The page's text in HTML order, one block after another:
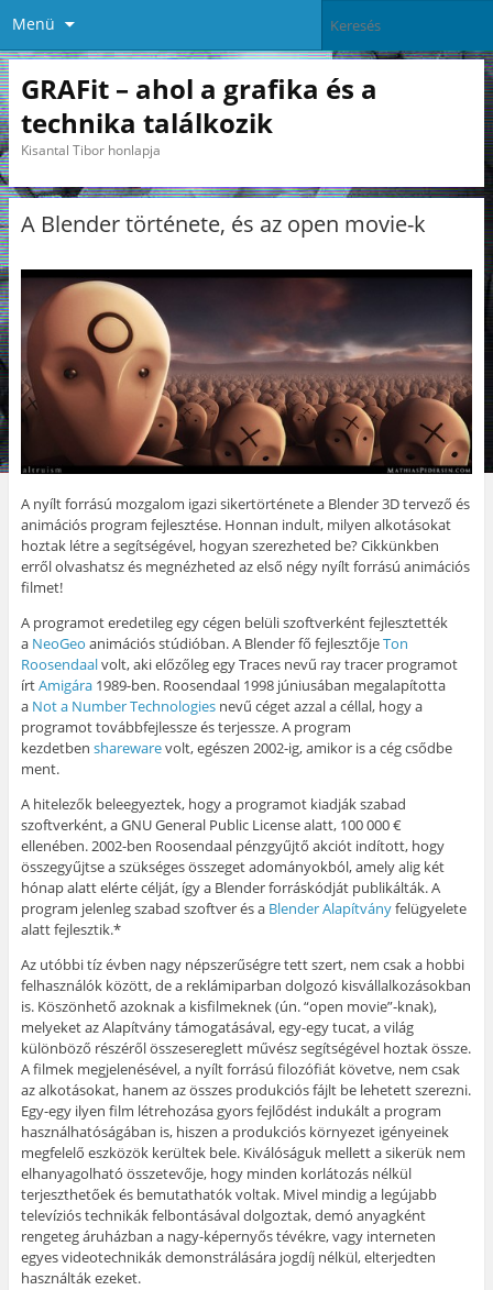
Menü
GRAFit – ahol a grafika és a
technika találkozik
Kisantal Tibor honlapja
A Blender története, és az open movie-k
A nyílt forrású mozgalom igazi sikertörténete a Blender 3D tervező és
animációs program fejlesztése. Honnan indult, milyen alkotásokat
hoztak létre a segítségével, hogyan szerezheted be? Cikkünkben
erről olvashatsz és megnézheted az első négy nyílt forrású animációs
filmet!
A programot eredetileg egy cégen belüli szoftverként fejlesztették
a NeoGeo animációs stúdióban. A Blender fő fejlesztőjeTon
Roosendaalvolt, aki előzőleg egy Traces nevű ray tracer programot
írtAmigára1989-ben. Roosendaal 1998 júniusában megalapította
a Not a Number Technologiesnevű céget azzal a céllal, hogy a
programot továbbfejlessze és terjessze. A program
kezdetben sharewarevolt, egészen 2002-ig, amikor is a cég csődbe
ment.
A hitelezők beleegyeztek, hogy a programot kiadják szabad
szoftverként, a GNU General Public License alatt, 100 000 €
ellenében. 2002-ben Roosendaal pénzgyűjtő akciót indított, hogy
összegyűjtse a szükséges összeget adományokból, amely alig két
hónap alatt elérte célját, így a Blender forráskódját publikálták. A
program jelenleg szabad szoftver és a Blender Alapítványfelügyelete
alatt fejlesztik.*
Az utóbbi tíz évben nagy népszerűségre tett szert, nem csak a hobbi
felhasználók között, de a reklámiparban dolgozó kisvállalkozásokban
is. Köszönhető azoknak a kisfilmeknek (ún. “open movie”-knak),
melyeket az Alapítvány támogatásával, egy-egy tucat, a világ
különböző részéről összesereglett művész segítségével hoztak össze.
A filmek megjelenésével, a nyílt forrású filozófiát követve, nem csak
az alkotásokat, hanem az összes produkciós fájlt be lehetett szerezni.
Egy-egy ilyen film létrehozása gyors fejlődést indukált a program
használhatóságában is, hiszen a produkciós környezet igényeinek
megfelelő eszközök kerültek bele. Kiválóságuk mellett a sikerük nem
elhanyagolható összetevője, hogy minden korlátozás nélkül
terjeszthetőek és bemutathatók voltak. Mivel mindig a legújabb
televíziós technikák felbontásával dolgoztak, demó anyagként
rengeteg áruházban a nagy-képernyős tévékre, vagy interneten
egyes videotechnikák demonstrálására jogdíj nélkül, elterjedten
használták ezeket.